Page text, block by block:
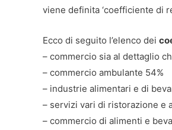
viene definita ‘coefficiente di
Ecco di seguito l’elenco dei
– commercio sia al dettaglio
– commercio ambulante 54%
– industrie alimentari e di
– servizi vari di ristorazione e
– commercio di alimenti e